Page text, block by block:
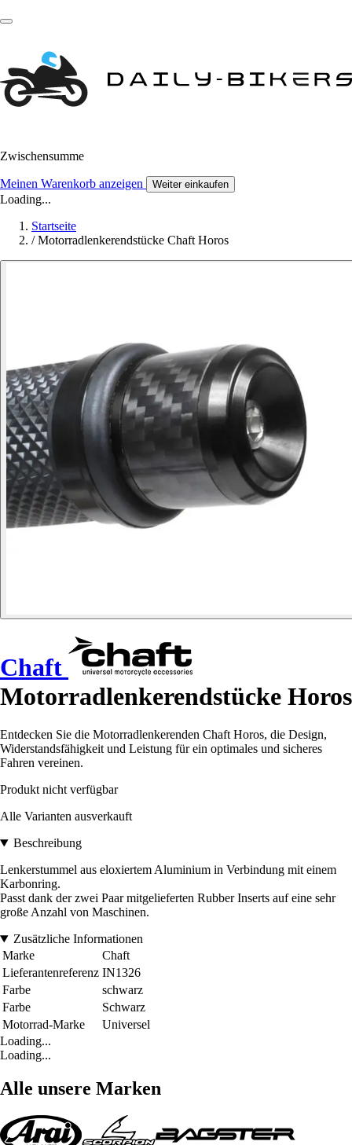
Zwischensumme
Meinen Warenkorb anzeigen Weiter einkaufen
Loading...
Startseite
/ Motorradlenkerendstücke Chaft Horos
Chaft
Motorradlenkerendstücke Horos
Entdecken Sie die Motorradlenkerenden Chaft Horos, die Design,
Widerstandsfähigkeit und Leistung für ein optimales und sicheres
Fahren vereinen.
Produkt nicht verfügbar
Alle Varianten ausverkauft
Beschreibung
Lenkerstummel aus eloxiertem Aluminium in Verbindung mit einem
Karbonring.
Passt dank der zwei Paar mitgelieferten Rubber Inserts auf eine sehr
große Anzahl von Maschinen.
Zusätzliche Informationen
Marke
Chaft
Lieferantenreferenz IN1326
Farbe
schwarz
Farbe
Schwarz
Motorrad-Marke
Universel
Loading...
Loading...
Alle unsere Marken